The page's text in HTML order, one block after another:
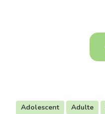
Adolescent Adulte